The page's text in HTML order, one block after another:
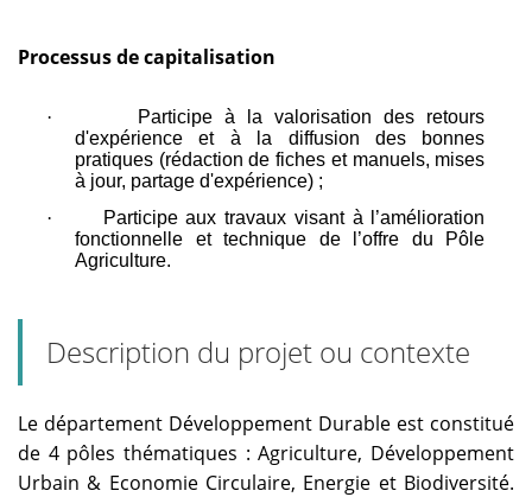
Processus de capitalisation
·
Participe à la valorisation des retours
d'expérience et à la diffusion des bonnes
pratiques (rédaction de fiches et manuels, mises
à jour, partage d'expérience) ;
·
Participe aux travaux visant à l’amélioration
fonctionnelle et technique de l’offre du Pôle
Agriculture.
Description du projet ou contexte
Le département Développement Durable est constitué
de 4 pôles thématiques : Agriculture, Développement
Urbain & Economie Circulaire, Energie et Biodiversité.